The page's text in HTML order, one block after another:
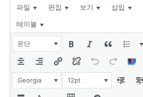
파일 편집 보기 삽입
테이블
문단
Georgia 12pt